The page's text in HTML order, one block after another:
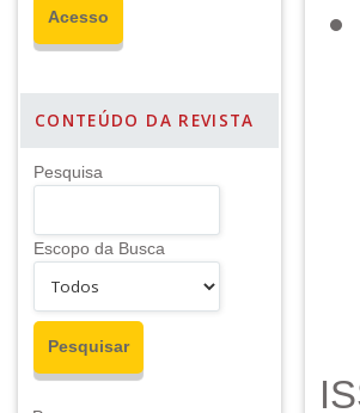
CONTEÚDO DA REVISTA
Pesquisa
Escopo da Busca